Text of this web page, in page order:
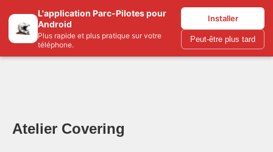
L'application Parc-Pilotes pour
Android
Plus rapide et plus pratique sur votre
téléphone.
Installer
Peut-être plus tard
Parc-pilotes.com
Atelier Covering